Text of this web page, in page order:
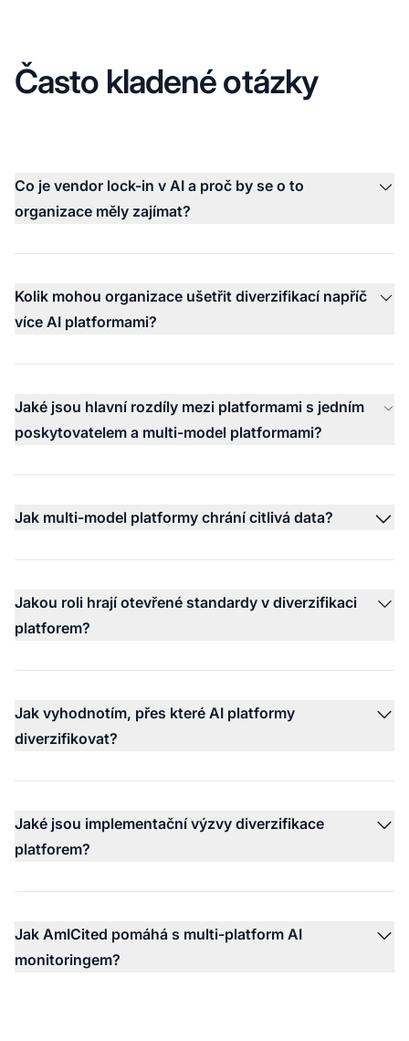
Často kladené otázky
Co je vendor lock-in v AI a proč by se o to
organizace měly zajímat?
Kolik mohou organizace ušetřit diverzifikací napříč
více AI platformami?
Jaké jsou hlavní rozdíly mezi platformami s jedním
poskytovatelem a multi-model platformami?
Jak multi-model platformy chrání citlivá data?
Jakou roli hrají otevřené standardy v diverzifikaci
platforem?
Jak vyhodnotím, přes které AI platformy
diverzifikovat?
Jaké jsou implementační výzvy diverzifikace
platforem?
Jak AmICited pomáhá s multi-platform AI
monitoringem?